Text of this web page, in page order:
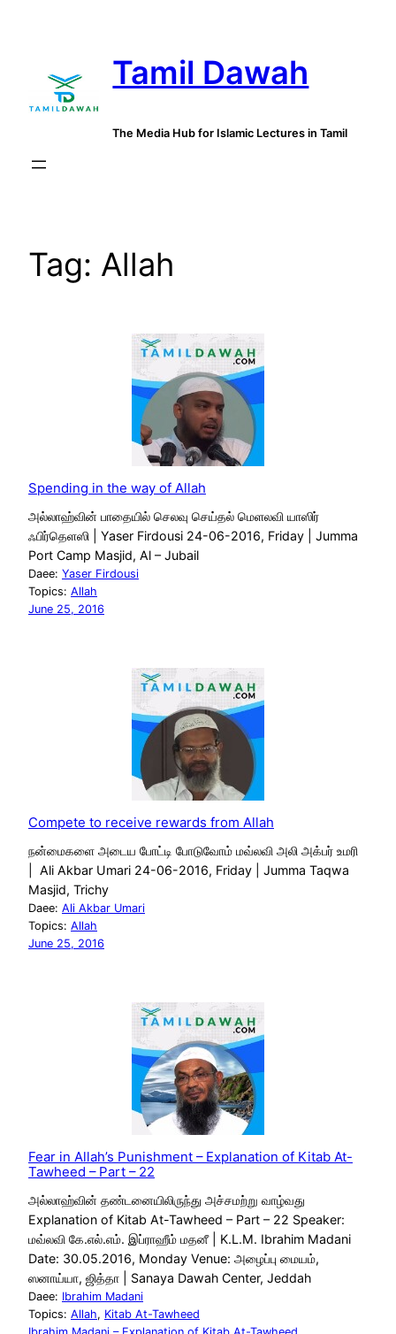
Tamil Dawah
The Media Hub for Islamic Lectures in Tamil
Tag: Allah
Spending in the way of Allah
அல்லாஹ்வின் பாதையில் செலவு செய்தல் மெளலவி யாஸிர்
ஃபிர்தெளஸி | Yaser Firdousi 24-06-2016, Friday | Jumma
Port Camp Masjid, Al – Jubail
Daee: Yaser Firdousi
Topics: Allah
June 25, 2016
Compete to receive rewards from Allah
நன்மைகளை அடைய போட்டி போடுவோம் மவ்லவி அலி அக்பர் உமரி
| Ali Akbar Umari 24-06-2016, Friday | Jumma Taqwa
Masjid, Trichy
Daee: Ali Akbar Umari
Topics: Allah
June 25, 2016
Fear in Allah’s Punishment – Explanation of Kitab At-
Tawheed – Part – 22
அல்லாஹ்வின் தண்டனையிலிருந்து அச்சமற்று வாழ்வது
Explanation of Kitab At-Tawheed – Part – 22 Speaker:
மவ்லவி கே.எல்.எம். இப்ராஹீம் மதனீ | K.L.M. Ibrahim Madani
Date: 30.05.2016, Monday Venue: அழைப்பு மையம்,
ஸனாய்யா, ஜித்தா | Sanaya Dawah Center, Jeddah
Daee: Ibrahim Madani
Topics: Allah, Kitab At-Tawheed